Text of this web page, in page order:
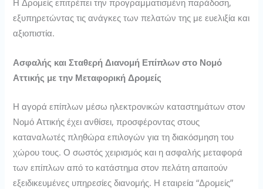
Η Δρομείς επιτρέπει την προγραμματισμένη παράδοση,
εξυπηρετώντας τις ανάγκες των πελατών της με ευελιξία και
αξιοπιστία.
Ασφαλής και Σταθερή Διανομή Επίπλων στο Νομό
Αττικής με την Μεταφορική Δρομείς
Η αγορά επίπλων μέσω ηλεκτρονικών καταστημάτων στον
Νομό Αττικής έχει ανθίσει, προσφέροντας στους
καταναλωτές πληθώρα επιλογών για τη διακόσμηση του
χώρου τους. Ο σωστός χειρισμός και η ασφαλής μεταφορά
των επίπλων από το κατάστημα στον πελάτη απαιτούν
εξειδικευμένες υπηρεσίες διανομής. Η εταιρεία “Δρομείς”